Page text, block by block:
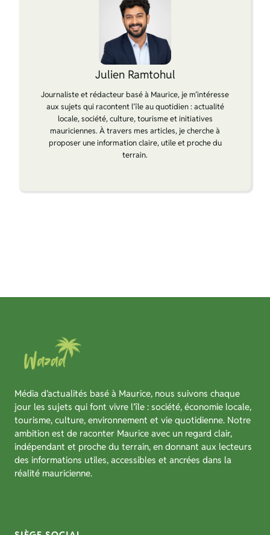
Julien Ramtohul
Journaliste et rédacteur basé à Maurice, je m’intéresse
aux sujets qui racontent l’île au quotidien : actualité
locale, société, culture, tourisme et initiatives
mauriciennes. À travers mes articles, je cherche à
proposer une information claire, utile et proche du
terrain.
Média d’actualités basé à Maurice, nous suivons chaque
jour les sujets qui font vivre l’île : société, économie locale,
tourisme, culture, environnement et vie quotidienne. Notre
ambition est de raconter Maurice avec un regard clair,
indépendant et proche du terrain, en donnant aux lecteurs
des informations utiles, accessibles et ancrées dans la
réalité mauricienne.